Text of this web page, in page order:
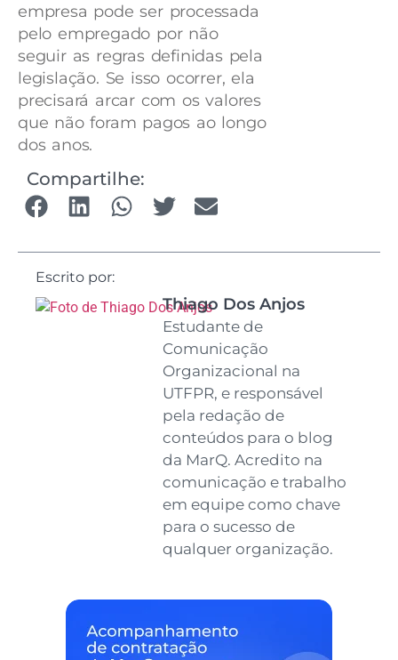
empresa pode ser processada
pelo empregado por não
seguir as regras definidas pela
legislação. Se isso ocorrer, ela
precisará arcar com os valores
que não foram pagos ao longo
dos anos.
Compartilhe:
Escrito por:
Thiago Dos Anjos
Estudante de
Comunicação
Organizacional na
UTFPR, e responsável
pela redação de
conteúdos para o blog
da MarQ. Acredito na
comunicação e trabalho
em equipe como chave
para o sucesso de
qualquer organização.